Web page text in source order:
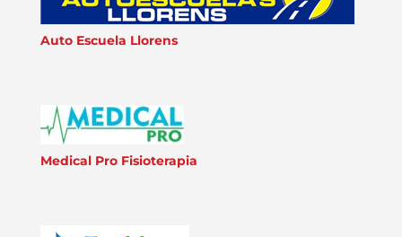
Auto Escuela Llorens
Medical Pro Fisioterapia